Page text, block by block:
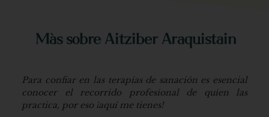
Más sobre Aitziber Araquistain
Para confiar en las terapias de sanación es esencial
conocer el recorrido profesional de quien las
practica, por eso ¡aquí me tienes!